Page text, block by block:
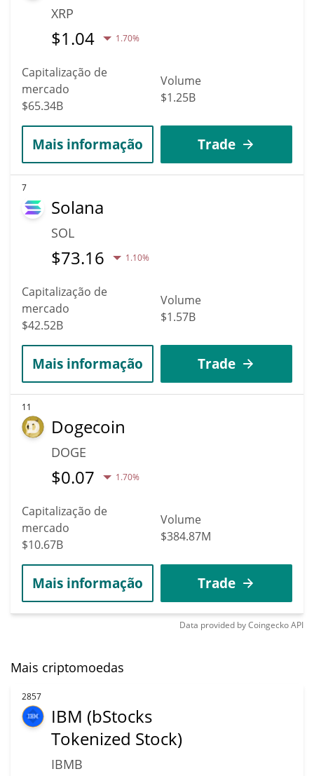
XRP
$1.04 1.70%
Capitalização de
mercado
$65.34B
Volume
$1.25B
Mais informação Trade
7
Solana
SOL
$73.16 1.10%
Capitalização de
mercado
$42.52B
Volume
$1.57B
Mais informação Trade
11
Dogecoin
DOGE
$0.07 1.70%
Capitalização de
mercado
$10.67B
Volume
$384.87M
Mais informação Trade
Data provided byCoingeckoAPI
Mais criptomoedas
2857
IBM (bStocks
Tokenized Stock)
IBMB